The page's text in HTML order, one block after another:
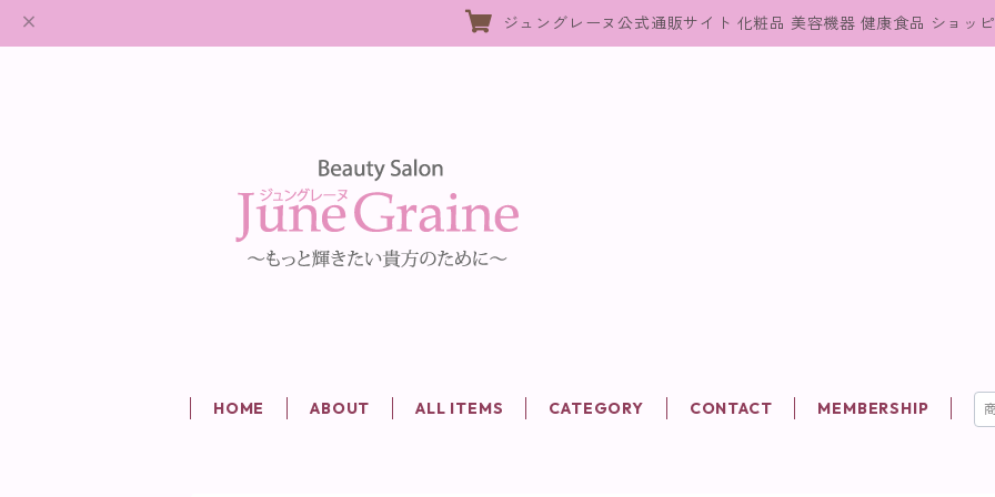
ジュングレーヌ公式通販サイト 化粧品 美容機器 健康食品 ショッ
HOME ABOUT ALL ITEMS CATEGORY CONTACT MEMBERSHIP